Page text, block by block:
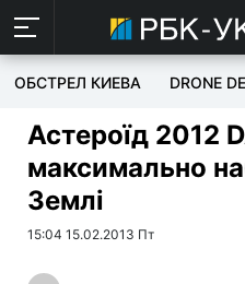
ОБСТРЕЛ КИЕВА DRONE
Астероїд 2012
максимально
Землі
15:04 15.02.2013 Пт